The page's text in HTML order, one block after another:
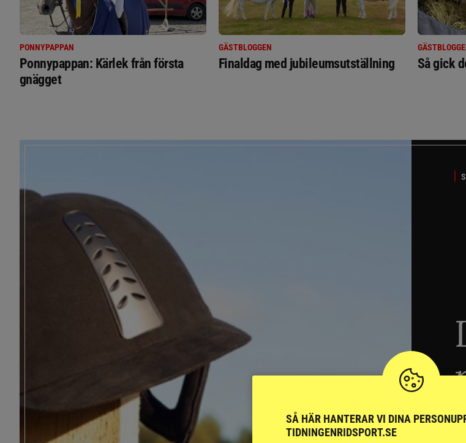
PONNYPAPPAN
Ponnypappan: Kärlek från första
gnägget
GÄSTBLOGGEN
Finaldag med jubileumsutställning Så gick
SÅ HÄR HANTERAR VI DINA
TIDNINGENRIDSPORT.SE